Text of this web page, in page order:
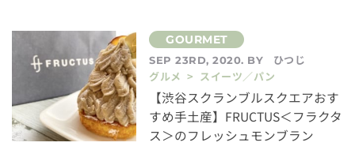
SEP 23RD, 2020. BY
ひつじ
グルメ > スイーツ／パン
【渋谷スクランブルスクエアおす
すめ手土産】FRUCTUS＜フラクタ
ス＞のフレッシュモンブラン